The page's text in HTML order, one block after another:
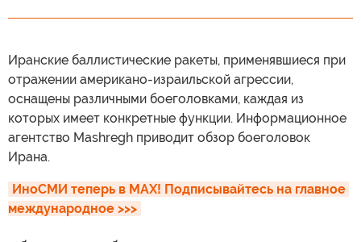
Иранские баллистические ракеты, применявшиеся при
отражении американо-израильской агрессии,
оснащены различными боеголовками, каждая из
которых имеет конкретные функции. Информационное
агентство Mashregh приводит обзор боеголовок
Ирана.
ИноСМИ теперь в MAX! Подписывайтесь на главное
международное >>>